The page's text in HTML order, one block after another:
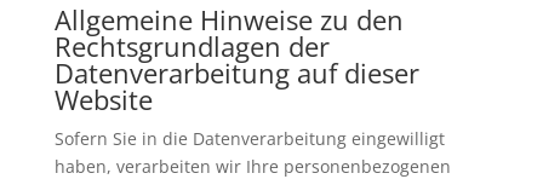
Allgemeine Hinweise zu den
Rechtsgrundlagen der
Datenverarbeitung auf dieser
Website
Sofern Sie in die Datenverarbeitung eingewilligt
haben, verarbeiten wir Ihre personenbezogenen